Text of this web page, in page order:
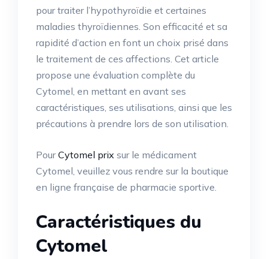
pour traiter l’hypothyroïdie et certaines
maladies thyroïdiennes. Son efficacité et sa
rapidité d’action en font un choix prisé dans
le traitement de ces affections. Cet article
propose une évaluation complète du
Cytomel, en mettant en avant ses
caractéristiques, ses utilisations, ainsi que les
précautions à prendre lors de son utilisation.
PourCytomel prix sur le médicament
Cytomel, veuillez vous rendre sur la boutique
en ligne française de pharmacie sportive.
Caractéristiques du
Cytomel